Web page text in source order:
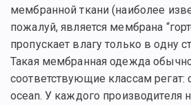
мембранной ткани (наиболее
пожалуй, является мембрана
пропускает влагу только в одну
Такая мембранная одежда
соответствующие классам регат:
ocean. У каждого производителя